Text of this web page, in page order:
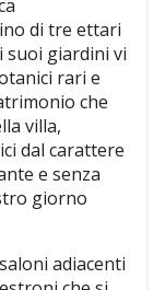
di tre ettari
suoi giardini vi
rari e
che
villa,
dal carattere
e senza
giorno
adiacenti